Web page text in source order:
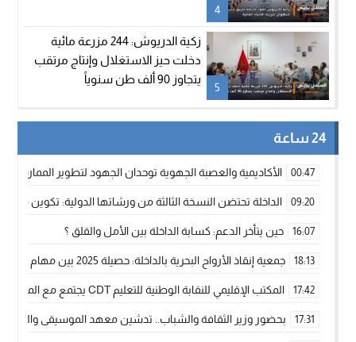
4
5
زكية الدريوش: 244 مزرعة مائية
دخلت حيز الاستغلال وإنتاج مرتقب
يتجاوز 90 ألف طن سنوياً
24 ساعة
00:47 الأكاديمية والعصبة الجهوية توحدان الجهود لتطوير الممارسة
09:20 الداخلة تحتضن النسخة الثالثة من ورشاتها الدولية: تكوين
16:07 حين يتأخر الدعم: كسابة الداخلة بين الأمل والقلق ؟
18:13 جمعية إنقاذ الأرواح البحرية بالداخلة: حصيلة 2025 بين مهام الإنقاذ ومشروع “دار البحار”
17:42 المكتب الإقليمي للنقابة الوطنية للتعليم CDT يجتمع مع المدير الإقليمي لمناقشة ملفات جوهرية لنساء ورجال التعليم
17:31 بحضور وزير الثقافة والشباب.. تدشين معهد الموسيقى والفنون